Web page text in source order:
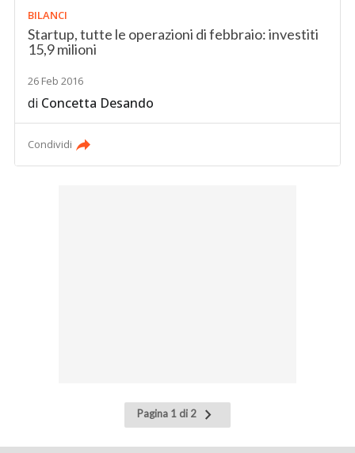
BILANCI
Startup, tutte le operazioni di febbraio: investiti
15,9 milioni
26 Feb 2016
di Concetta Desando
Condividi
Pagina 1 di 2
Pagina
successiva